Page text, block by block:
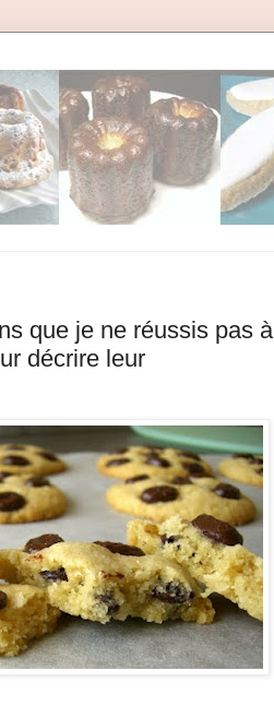
que je ne réussis pas à
décrire leur